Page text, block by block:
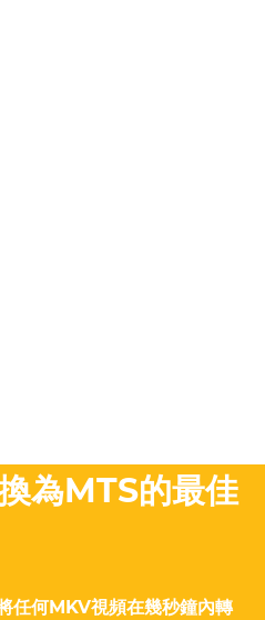
為MTS的最佳
任何MKV視頻在幾秒鐘內轉